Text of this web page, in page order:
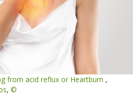
from acid reflux or Heartburn ,
, ©